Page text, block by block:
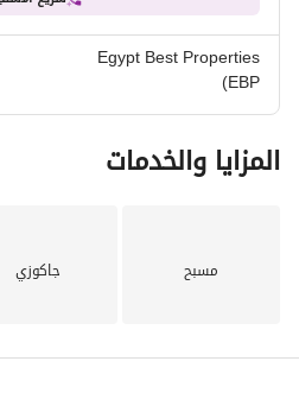
• نمط حياة فاخر مع بحيرات،
نموًا في مصر
Egypt Best Properties
(EBP
المزايا والخدمات
مسبح جاكوزي